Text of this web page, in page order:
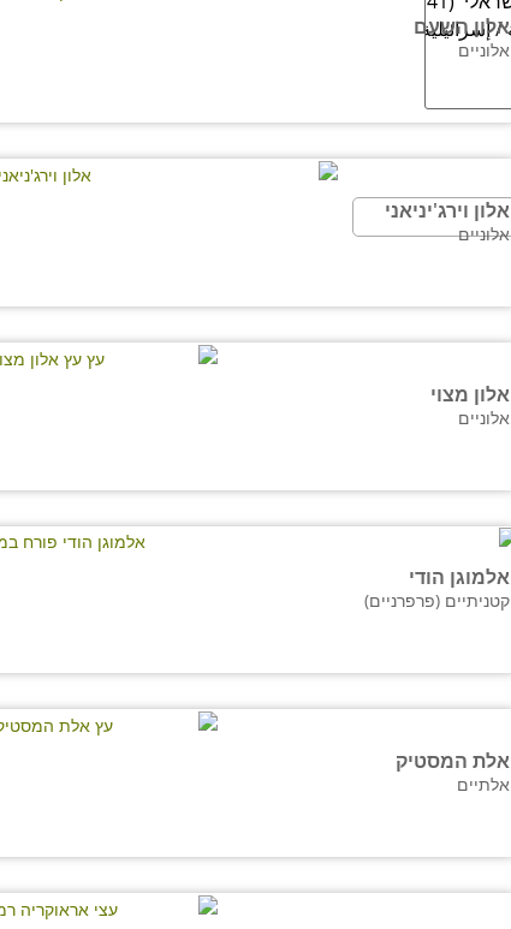
אלון השעם
אלוניים
אלון וירג'יניאני
אלוניים
אלון מצוי
אלוניים
אלמוגן הודי
קטניתיים (פרפרניים)
אלת המסטיק
אלתיים